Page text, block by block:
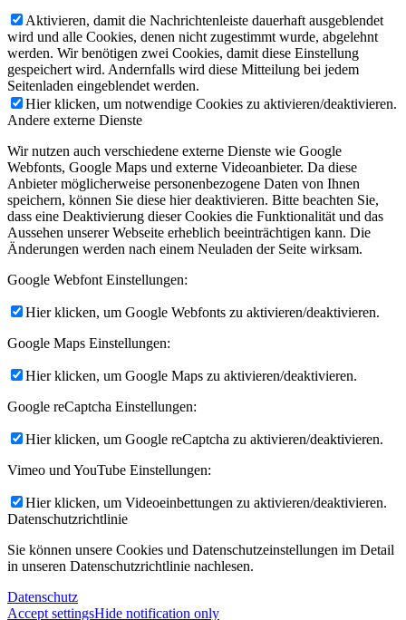
Aktivieren, damit die Nachrichtenleiste dauerhaft ausgeblendet
wird und alle Cookies, denen nicht zugestimmt wurde, abgelehnt
werden. Wir benötigen zwei Cookies, damit diese Einstellung
gespeichert wird. Andernfalls wird diese Mitteilung bei jedem
Seitenladen eingeblendet werden.
Hier klicken, um notwendige Cookies zu aktivieren/deaktivieren.
Andere externe Dienste
Wir nutzen auch verschiedene externe Dienste wie Google
Webfonts, Google Maps und externe Videoanbieter. Da diese
Anbieter möglicherweise personenbezogene Daten von Ihnen
speichern, können Sie diese hier deaktivieren. Bitte beachten Sie,
dass eine Deaktivierung dieser Cookies die Funktionalität und das
Aussehen unserer Webseite erheblich beeinträchtigen kann. Die
Änderungen werden nach einem Neuladen der Seite wirksam.
Google Webfont Einstellungen:
Hier klicken, um Google Webfonts zu aktivieren/deaktivieren.
Google Maps Einstellungen:
Hier klicken, um Google Maps zu aktivieren/deaktivieren.
Google reCaptcha Einstellungen:
Hier klicken, um Google reCaptcha zu aktivieren/deaktivieren.
Vimeo und YouTube Einstellungen:
Hier klicken, um Videoeinbettungen zu aktivieren/deaktivieren.
Datenschutzrichtlinie
Sie können unsere Cookies und Datenschutzeinstellungen im Detail
in unseren Datenschutzrichtlinie nachlesen.
Datenschutz
Accept settingsHide notification only